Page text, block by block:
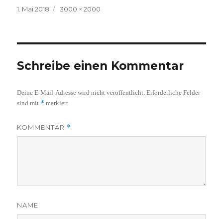
Veröffentlicht
1. Mai 2018
Volle
3000 × 2000
Schreibe einen Kommentar
Deine E-Mail-Adresse wird nicht veröffentlicht. Erforderliche Felder
sind mit * markiert
KOMMENTAR *
NAME